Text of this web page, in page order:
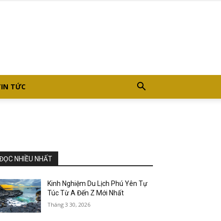
TỨC
NHIỀU NHẤT
Kinh Nghiệm Du Lịch Phú Yên Tự
Túc Từ A Đến Z Mới Nhất
Tháng 3 30, 2026